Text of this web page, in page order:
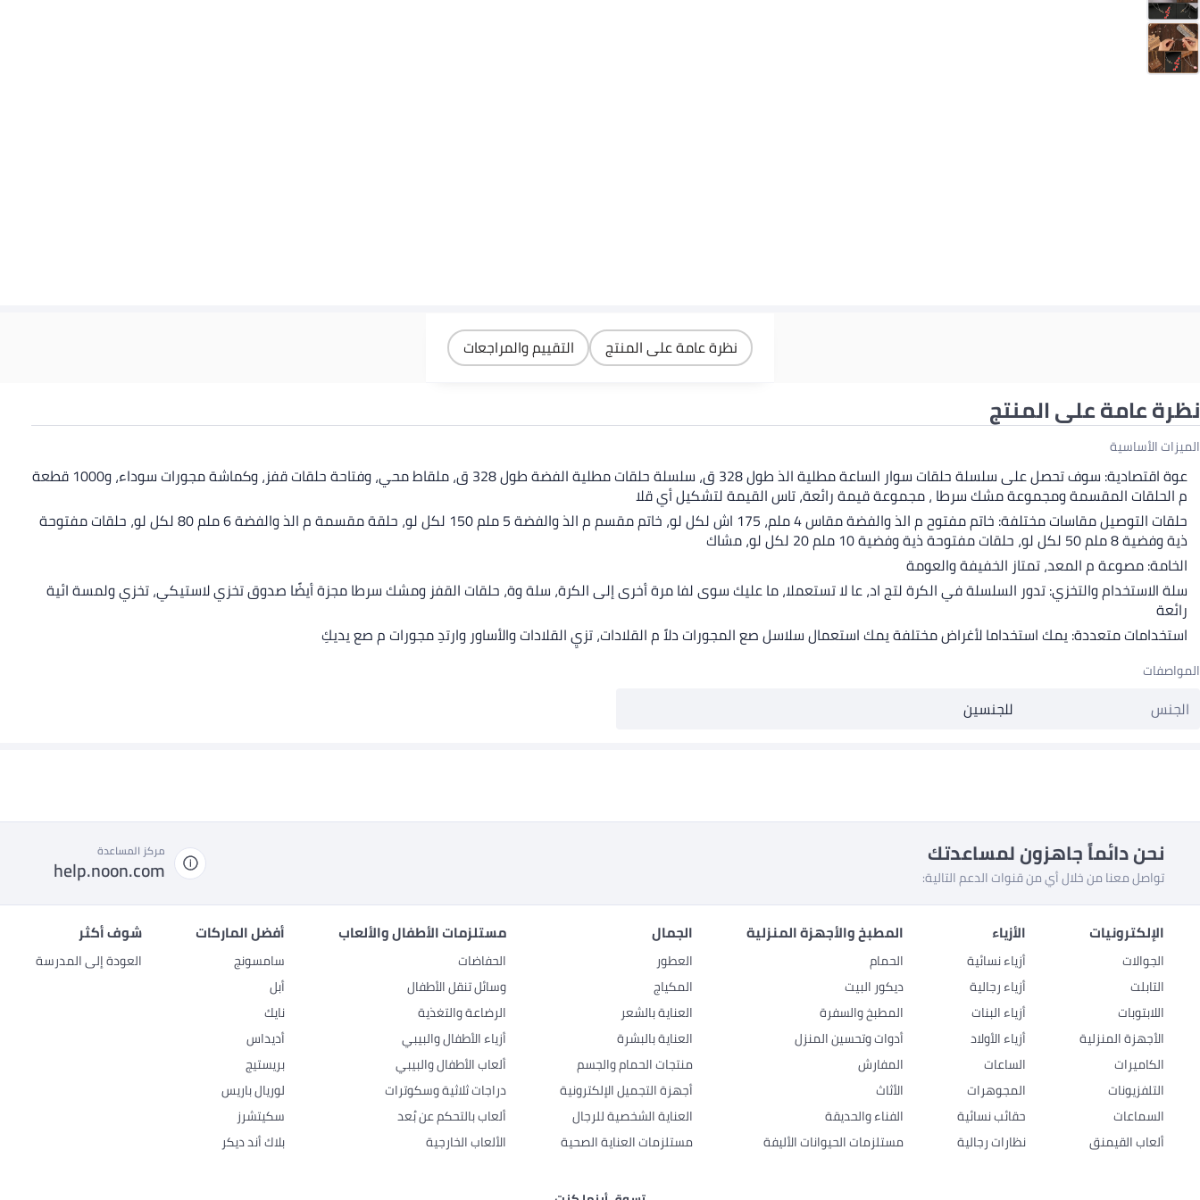
نظرة عامة على المنتج التقييم والمراجعات
نظرة عامة على المنتج
الميزات الأساسية
عوة اقتصادية: سوف تحصل على سلسلة حلقات سوار الساعة مطلية الذ طول 328 ق، سلسلة حلقات مطلية الفضة طول 328 ق، ملقاط محي، وفتاحة حلقات قفز، وكماشة مجورات سوداء، و1000 قطعة
م الحلقات المقسمة ومجموعة مشك سرطا ، مجموعة قيمة رائعة، تاس القيمة لتشكيل أي قلا
حلقات التوصيل مقاسات مختلفة: خاتم مفتوح م الذ والفضة مقاس 4 ملم، 175 اش لكل لو، خاتم مقسم م الذ والفضة 5 ملم 150 لكل لو، حلقة مقسمة م الذ والفضة 6 ملم 80 لكل لو، حلقات مفتوحة
ذية وفضية 8 ملم 50 لكل لو، حلقات مفتوحة ذية وفضية 10 ملم 20 لكل لو، مشاك
الخامة: مصوعة م المعد، تمتاز الخفيفة والعومة
سلة الاستخدام والتخزي: تدور السلسلة في الكرة لتج اد، عا لا تستعملا، ما عليك سوى لفا مرة أخرى إلى الكرة، سلة وة، حلقات القفز ومشك سرطا مجزة أيضًا صدوق تخزي لاستيكي، تخزي ولمسة ائية
رائعة
استخدامات متعددة: يمك استخداما لأغراض مختلفة يمك استعمال سلاسل صع المجورات دلاً م القلادات، تزيِ القلادات والأساور وارتدِ مجورات م صع يديكِ
المواصفات
الجنس للجنسين
نحن دائماً جاهزون لمساعدتك
تواصل معنا من خلال أي من قنوات الدعم التالية:
مركز المساعدة
help.noon.com
الإلكترونيات
الجوالات
التابلت
اللابتوبات
الأجهزة المنزلية
الكاميرات
التلفزيونات
السماعات
ألعاب القيمنق
الأزياء
أزياء نسائية
أزياء رجالية
أزياء البنات
أزياء الأولاد
الساعات
المجوهرات
حقائب نسائية
نظارات رجالية
المطبخ والأجهزة المنزلية
الحمام
ديكور البيت
المطبخ والسفرة
أدوات وتحسين المنزل
المفارش
الأثاث
الفناء والحديقة
مستلزمات الحيوانات الأليفة
الجمال
العطور
المكياج
العناية بالشعر
العناية بالبشرة
منتجات الحمام والجسم
أجهزة التجميل الإلكترونية
العناية الشخصية للرجال
مستلزمات العناية الصحية
مستلزمات الأطفال والألعاب
الحفاضات
وسائل تنقل الأطفال
الرضاعة والتغذية
أزياء الأطفال والبيبي
ألعاب الأطفال والبيبي
دراجات ثلاثية وسكوترات
ألعاب بالتحكم عن بُعد
الألعاب الخارجية
أفضل الماركات
سامسونج
أبل
نايك
أديداس
بريستيج
لوريال باريس
سكيتشرز
بلاك أند ديكر
شوف أكثر
العودة إلى المدرسة